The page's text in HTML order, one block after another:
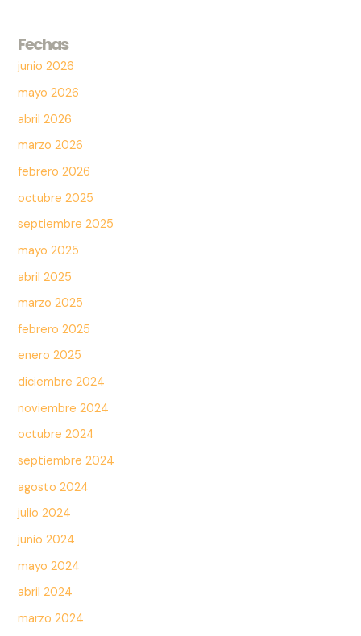
Fechas
junio 2026
mayo 2026
abril 2026
marzo 2026
febrero 2026
octubre 2025
septiembre 2025
mayo 2025
abril 2025
marzo 2025
febrero 2025
enero 2025
diciembre 2024
noviembre 2024
octubre 2024
septiembre 2024
agosto 2024
julio 2024
junio 2024
mayo 2024
abril 2024
marzo 2024